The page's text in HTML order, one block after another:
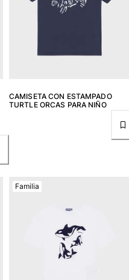
CAMISETA CON ESTAMPADO
TURTLE ORCAS PARA NIÑO
Familia